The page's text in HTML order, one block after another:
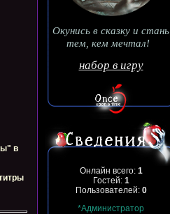
в
Окунись в сказку и стань
тем, кем мечтал!
набор в игру
Онлайн всего: 1
Гостей: 1
Пользователей: 0
*Администратор